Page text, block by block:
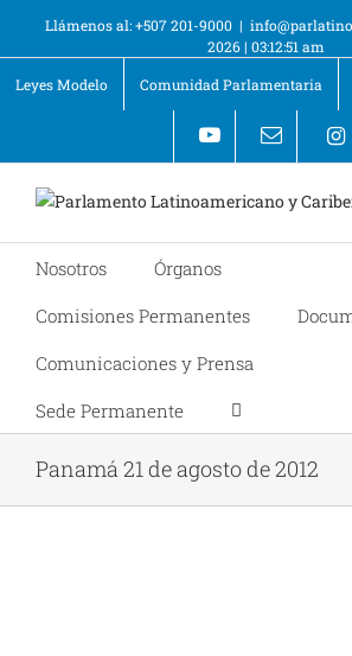
Llámenos al: +507 201-9000 |
2026 | 03:12:51 am
Leyes Modelo
Comunidad Parlamentaria
Nosotros
Órganos
Comisiones Permanentes
Comunicaciones y Prensa
Sede Permanente
Panamá 21 de agosto de 2012